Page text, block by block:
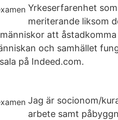
Yrkeserfarenhet
meriterande liksom
att
och samhället
på Indeed.com.
Jag är socionom/
arbete samt